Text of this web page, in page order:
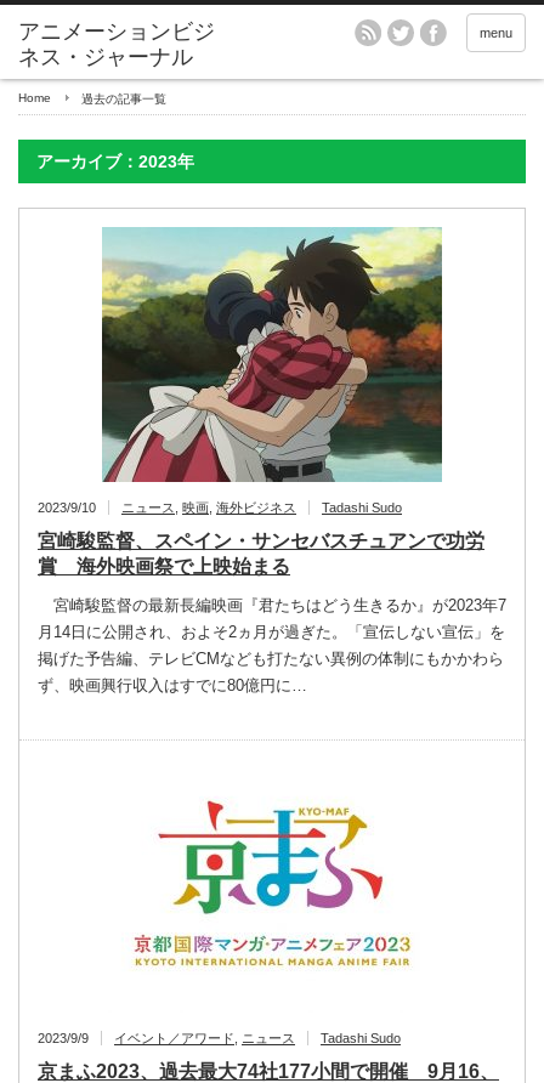
アニメーションビジ
ネス・ジャーナル
menu
Home 過去の記事一覧
アーカイブ：2023年
2023/9/10 ニュース 映画 海外ビジネス Tadashi Sudo
宮崎駿監督、スペイン・サンセバスチュアンで功労
賞 海外映画祭で上映始まる
宮崎駿監督の最新長編映画『君たちはどう生きるか』が2023年7
月14日に公開され、およそ2ヵ月が過ぎた。「宣伝しない宣伝」を
掲げた予告編、テレビCMなども打たない異例の体制にもかかわら
ず、映画興行収入はすでに80億円に…
2023/9/9 イベント／アワード ニュース Tadashi Sudo
京まふ2023、過去最大74社177小間で開催 9月16、